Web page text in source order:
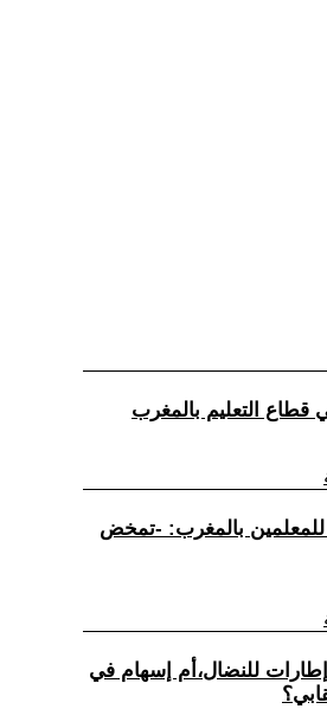
للمعلمين بالمغرب: -تمخض
إطارات للنضال،أم إسهام في